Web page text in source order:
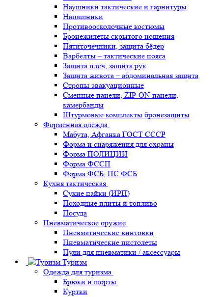
Наушники тактические и гарнитуры
Напашники
Противоосколочные костюмы
Бронежилеты скрытого ношения
Пятиточечники, защита бёдер
Варбелты – тактические пояса
Защита плеч, защита рук
Защита живота – абдоминальная защита
Стропы эвакуационные
Сменные панели, ZIP-ON панели,
камербанды
Штурмовые комплекты бронезащиты
Форменная одежда
Мабута, Афганка ГОСТ СССР
Форма и снаряжения для охраны
Форма ПОЛИЦИИ
Форма ФССП
Форма ФСБ, ПС ФСБ
Кухня тактическая
Сухие пайки (ИРП)
Походные плиты и топливо
Посуда
Пневматическое оружие
Пневматические винтовки
Пневматические пистолеты
Пули для пневматики / аксессуары
Туризм
Одежда для туризма
Брюки и шорты
Куртки